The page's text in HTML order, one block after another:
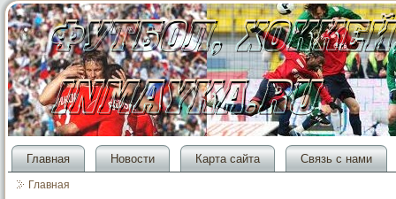
Главная Новости Карта сайта Связь с нами
Главная